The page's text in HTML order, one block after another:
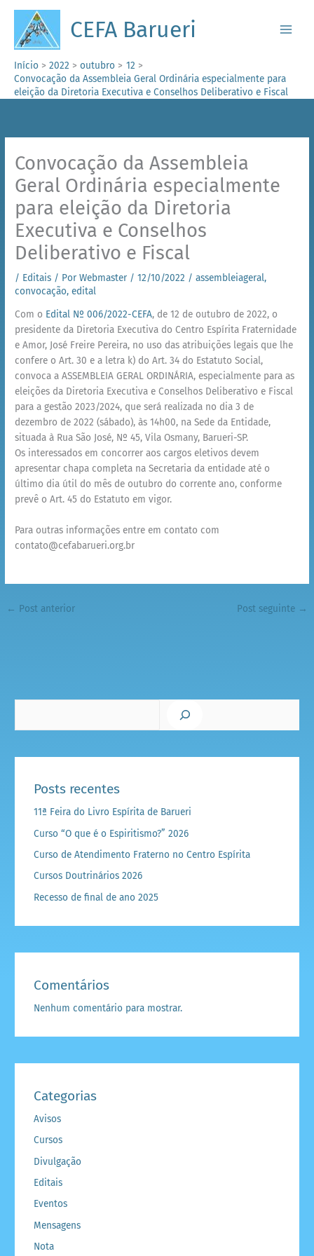
conteúdo
CEFA Barueri
Início 2022 outubro
12
Convocação da Assembleia Geral Ordinária especialmente para
eleição da Diretoria Executiva e Conselhos Deliberativo e Fiscal
Convocação da Assembleia
Geral Ordinária especialmente
para eleição da Diretoria
Executiva e Conselhos
Deliberativo e Fiscal
/ Editais / PorWebmaster /12/10/2022 /assembleiageral,
convocação,edital
Com o Edital Nº 006/2022-CEFA, de 12 de outubro de 2022, o
presidente da Diretoria Executiva do Centro Espírita Fraternidade
e Amor, José Freire Pereira, no uso das atribuições legais que lhe
confere o Art. 30 e a letra k) do Art. 34 do Estatuto Social,
convoca a ASSEMBLEIA GERAL ORDINÁRIA, especialmente para as
eleições da Diretoria Executiva e Conselhos Deliberativo e Fiscal
para a gestão 2023/2024, que será realizada no dia 3 de
dezembro de 2022 (sábado), às 14h00, na Sede da Entidade,
situada à Rua São José, Nº 45, Vila Osmany, Barueri-SP.
Os interessados em concorrer aos cargos eletivos devem
apresentar chapa completa na Secretaria da entidade até o
último dia útil do mês de outubro do corrente ano, conforme
prevê o Art. 45 do Estatuto em vigor.
Para outras informações entre em contato com
contato@cefabarueri.org.br
← Post anterior Post seguinte →
Posts recentes
11ª Feira do Livro Espírita de Barueri
Curso “O que é o Espiritismo?” 2026
Curso de Atendimento Fraterno no Centro Espírita
Cursos Doutrinários 2026
Recesso de final de ano 2025
Comentários
Nenhum comentário para mostrar.
Categorias
Avisos
Cursos
Divulgação
Editais
Eventos
Mensagens
Nota